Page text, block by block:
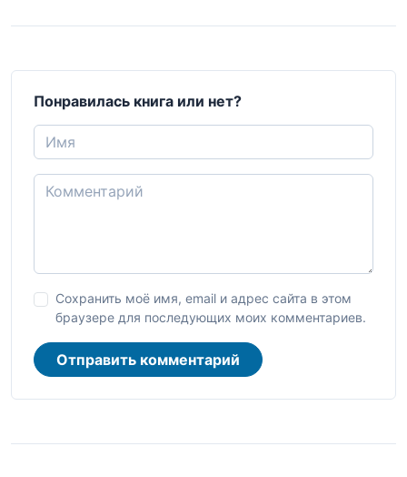
Понравилась книга или нет?
Сохранить моё имя, email и адрес сайта в этом
браузере для последующих моих комментариев.
Отправить комментарий